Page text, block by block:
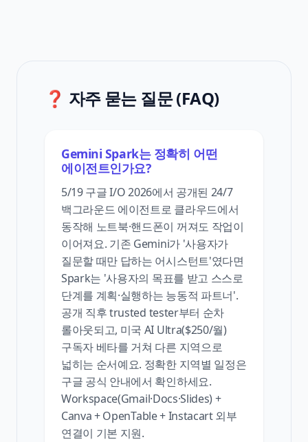
❓ 자주 묻는 질문 (FAQ)
Gemini Spark는 정확히 어떤
에이전트인가요?
5/19 구글 I/O 2026에서 공개된 24/7
백그라운드 에이전트로 클라우드에서
동작해 노트북·핸드폰이 꺼져도 작업이
이어져요. 기존 Gemini가 '사용자가
질문할 때만 답하는 어시스턴트'였다면
Spark는 '사용자의 목표를 받고 스스로
단계를 계획·실행하는 능동적 파트너'.
공개 직후 trusted tester부터 순차
롤아웃되고, 미국 AI Ultra($250/월)
구독자 베타를 거쳐 다른 지역으로
넓히는 순서예요. 정확한 지역별 일정은
구글 공식 안내에서 확인하세요.
Workspace(Gmail·Docs·Slides) +
Canva + OpenTable + Instacart 외부
연결이 기본 지원.